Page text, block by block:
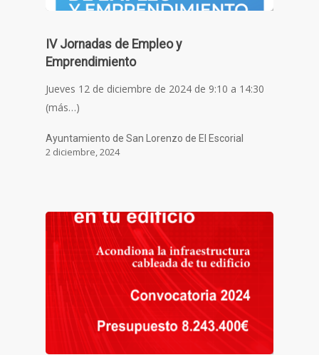
IV Jornadas de Empleo y
Emprendimiento
Jueves 12 de diciembre de 2024 de 9:10 a 14:30
(más…)
Ayuntamiento de San Lorenzo de El Escorial
2 diciembre, 2024